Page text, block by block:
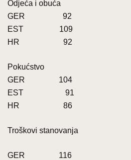
Odjeća i obuća
GER 92
EST 109
HR 92
Pokućstvo
GER 104
EST 91
HR 86
Troškovi stanovanja
GER 116